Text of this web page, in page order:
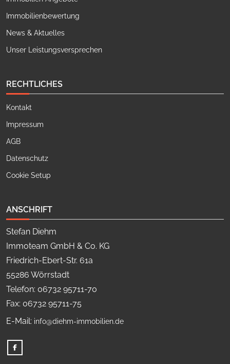
Immobilienbewertung
News & Aktuelles
Unser Leistungsversprechen
RECHTLICHES
Kontakt
Impressum
AGB
Datenschutz
Cookie Setup
ANSCHRIFT
Stefan Diehm
Immoteam GmbH & Co. KG
Friedrich-Ebert-Str. 61a
55286 Wörrstadt
Telefon: 06732 95711-70
Fax: 06732 95711-75
E-Mail: info@diehm-immobilien.de